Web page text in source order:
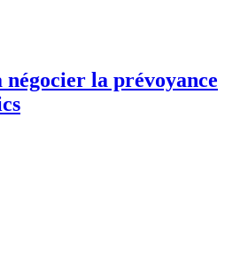
négocier la prévoyance